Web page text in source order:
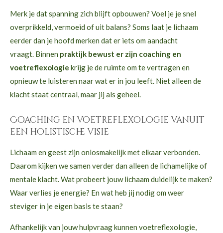
Merk je dat spanning zich blijft opbouwen? Voel je je snel
overprikkeld, vermoeid of uit balans? Soms laat je lichaam
eerder dan je hoofd merken dat er iets om aandacht
vraagt. Binnen praktijk bewust er zijn coaching en
voetreflexologie krijg je de ruimte om te vertragen en
opnieuw te luisteren naar wat er in jou leeft. Niet alleen de
klacht staat centraal, maar jij als geheel.
Coaching en voetreflexologie vanuit
een holistische visie
Lichaam en geest zijn onlosmakelijk met elkaar verbonden.
Daarom kijken we samen verder dan alleen de lichamelijke of
mentale klacht. Wat probeert jouw lichaam duidelijk te maken?
Waar verlies je energie? En wat heb jij nodig om weer
steviger in je eigen basis te staan?
Afhankelijk van jouw hulpvraag kunnen voetreflexologie,